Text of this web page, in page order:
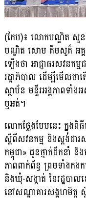
(កែប)៖ លោកបណ្ឌិត សួ
បណ្ឌិត សោម គីមសួគ៌ អគ្គ
ឡើងថា អាជ្ញាធរសវនកម្
រដ្ឋាភិបាល ដើម្បីមើលថា
ស្ថាប័ន មន្ទីរអង្គភាពទាំ
ឬអត់។
លោកថ្លែងបែបនេះ ក្នុងពិ
ស្តីពីសវនកម្ម និងស្តង់ដា
កម្ពុជា» ជូនថ្នាក់ដឹកនាំ និ
ភាពពាក់ព័ន្ធ ព្រមទាំងកង
និងឃុំ-សង្កាត់ នៃរដ្ឋបាល
នៅសណ្ឋាគារសង្គហមិត្ត ស្